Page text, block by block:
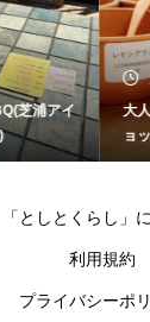
ワークシ
香り袋）
明 TOWE
防
(パ
「としとくらし」
利用規約
プライバシーポ